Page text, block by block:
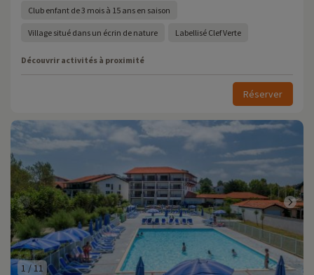
Club enfant de 3 mois à 15 ans en saison
Village situé dans un écrin de nature Labellisé Clef Verte
Découvrir activités à proximité
Réserver
1 /11